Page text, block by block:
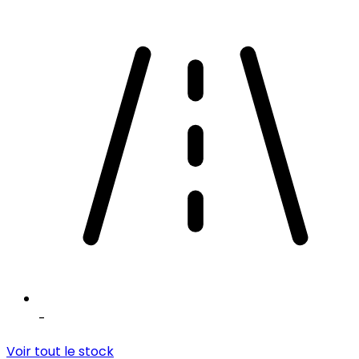
-
Voir tout le stock